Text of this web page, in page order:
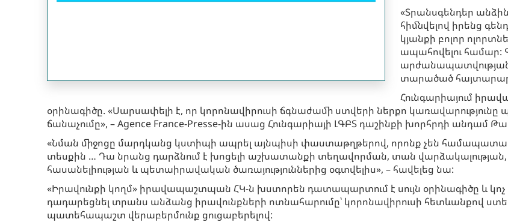
«Տրանսգենդեր
հիմնվելով իրենց
կյանքի բոլոր
ապահովելու համար:
արժանապատվության
տարածած
Հունգարիայում
օրինագիծը. «Սարսափելի է, որ կորոնավիրուսի ճգնաժամի ստվերի ներքո կառավարությունը
ճանաչումը», – Agence France-Presse-ին ասաց Հունգարիայի ԼԳԲՏ դաշինքի խորհրդի անդամ
«Նման միջոցը մարդկանց կստիպի ապրել այնպիսի փաստաթղթերով, որոնք չեն
տեսքին … Դա նրանց դարձնում է խոցելի աշխատանքի տեղավորման, տան վարձակալության,
հասանելիության և պետաիրավական ծառայություններից օգտվելիս», – հավելեց նա:
«Իրավունքի կողմ» իրավապաշտպան ՀԿ-ն խստորեն դատապարտում է սույն օրինագիծը և կոչ
դադարեցնել տրանս անձանց իրավունքների ոտնահարումը՝ կորոնավիրուսի հետևանքով
պատեհապաշտ վերաբերմունք ցուցաբերելով: